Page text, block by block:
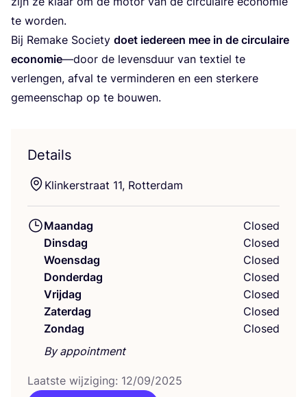
te worden.
Bij Rema­ke Soci­e­ty doet ieder­een mee in de cir­cu­lai­re
eco­no­mie—door de levens­duur van tex­tiel te
ver­len­gen, afval te ver­min­de­ren en een ster­ke­re
gemeen­schap op te bouwen.
Details
Klin­ker­straat 11, Rotterdam
Maandag
Closed
Dinsdag
Closed
Woensdag
Closed
Donderdag
Closed
Vrijdag
Closed
Zaterdag
Closed
Zondag
Closed
By appointment
Laat­ste wij­zi­ging: 12/09/2025